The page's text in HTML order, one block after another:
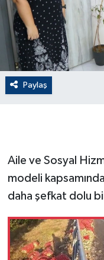
Paylaş
Aile ve Sosyal
modeli
daha şefkat dolu
EĞİTİM
EKONOMİ
English News
Gayrimenkul
GENEL
GÜNDEM
Güvenlik